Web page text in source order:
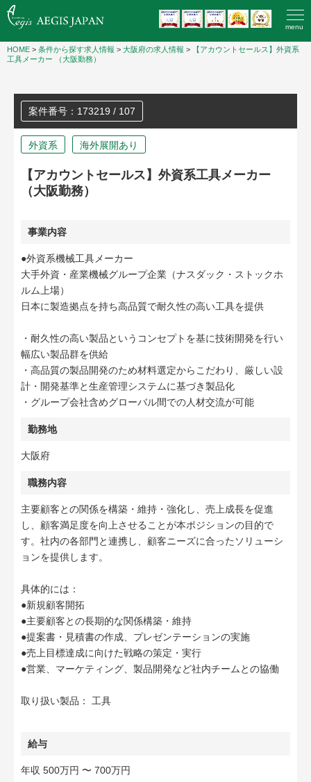
menu
HOME > 条件から探す求人情報 > 大阪府の求人情報 >
【アカウントセールス】外資系
工具メーカー （大阪勤務）
案件番号：173219 / 107
外資系 海外展開あり
【アカウントセールス】外資系工具メーカー
（大阪勤務）
事業内容
●外資系機械工具メーカー
大手外資・産業機械グループ企業（ナスダック・ストックホ
ルム上場）
日本に製造拠点を持ち高品質で耐久性の高い工具を提供
・耐久性の高い製品というコンセプトを基に技術開発を行い
幅広い製品群を供給
・高品質の製品開発のため材料選定からこだわり、厳しい設
計・開発基準と生産管理システムに基づき製品化
・グループ会社含めグローバル間での人材交流が可能
勤務地
大阪府
職務内容
主要顧客との関係を構築・維持・強化し、売上成長を促進
し、顧客満足度を向上させることが本ポジションの目的で
す。社内の各部門と連携し、顧客ニーズに合ったソリューシ
ョンを提供します。
具体的には：
●新規顧客開拓
●主要顧客との長期的な関係構築・維持
●提案書・見積書の作成、プレゼンテーションの実施
●売上目標達成に向けた戦略の策定・実行
●営業、マーケティング、製品開発など社内チームとの協働
取り扱い製品： 工具
給与
年収 500万円 〜 700万円